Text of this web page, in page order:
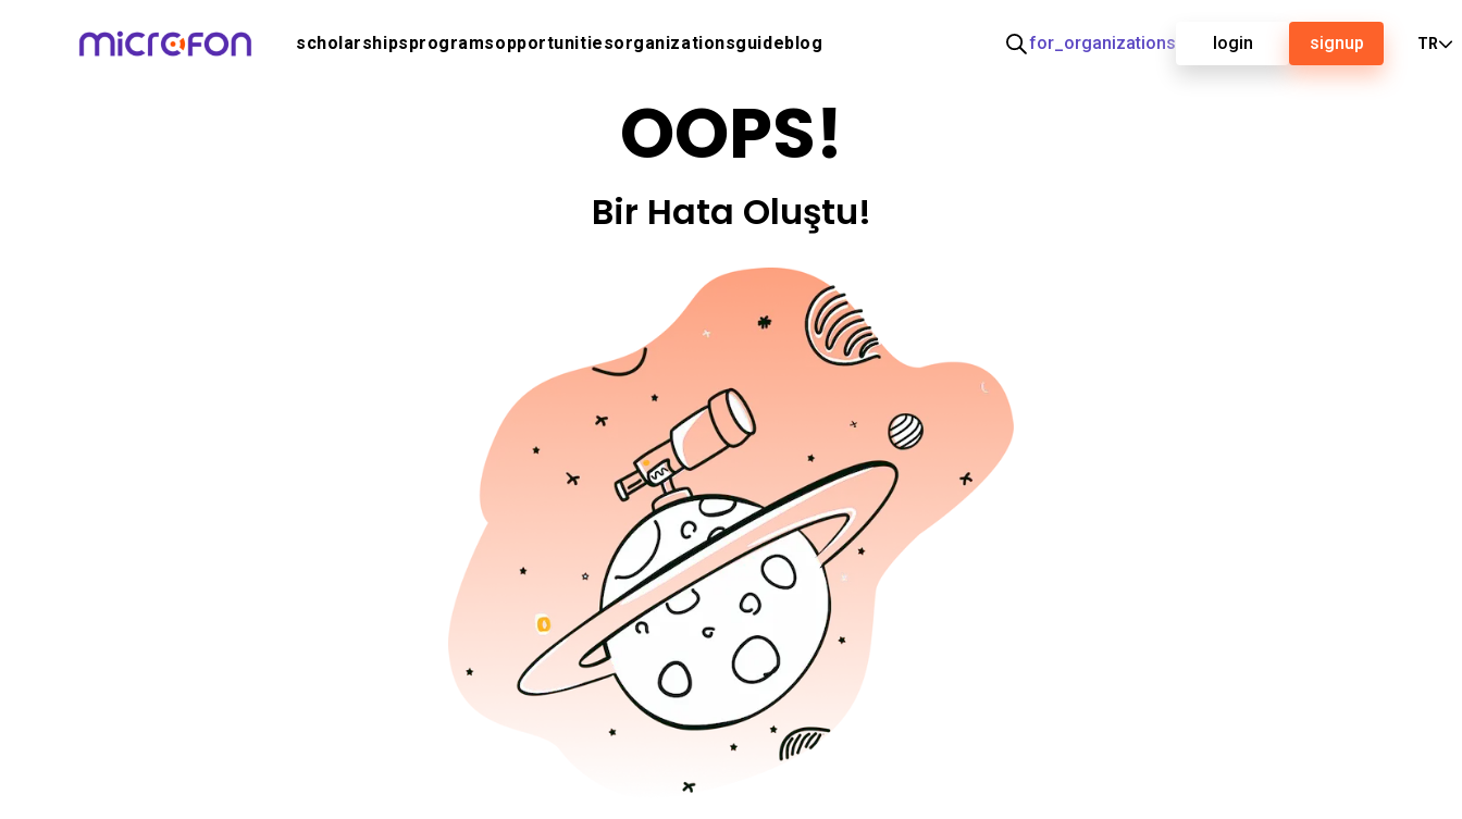
scholarshipsprogramsopportunitiesorganizationsguideblog for_organizations login signup TR
OOPS!
Bir Hata Oluştu!